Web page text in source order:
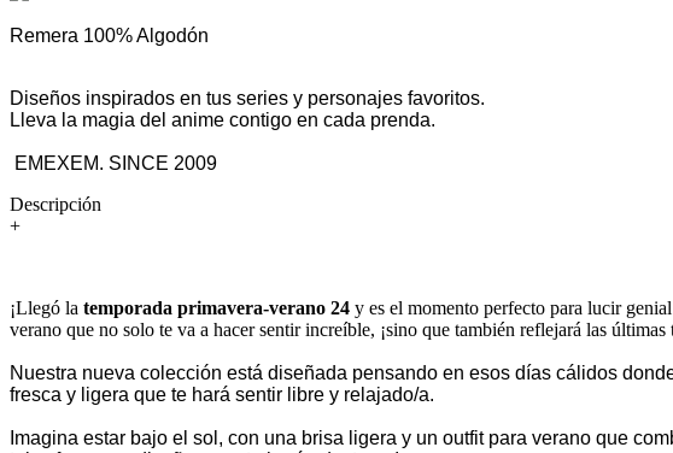
Remera 100% Algodón
Diseños inspirados en tus series y personajes favoritos.
Lleva la magia del anime contigo en cada prenda.
EMEXEM. SINCE 2009
Descripción
+
¡Llegó la temporada primavera-verano 24 y es el momento perfecto para lucir
verano que no solo te va a hacer sentir increíble, ¡sino que también reflejará las últimas
Nuestra nueva colección está diseñada pensando en esos días cálidos
fresca y ligera que te hará sentir libre y relajado/a.
Imagina estar bajo el sol, con una brisa ligera y un outfit para verano que